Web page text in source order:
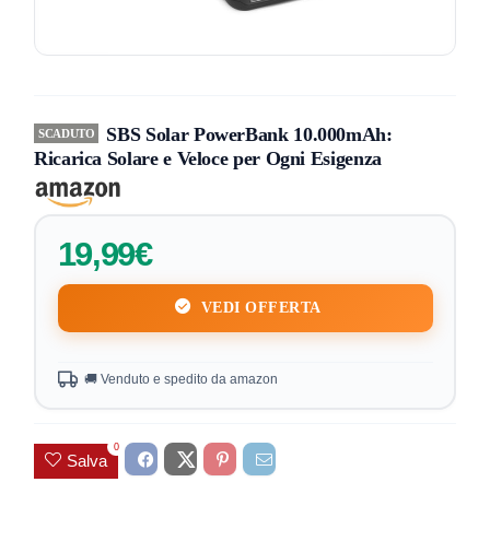
SCADUTO
SBS Solar PowerBank 10.000mAh:
Ricarica Solare e Veloce per Ogni Esigenza
19,99€
VEDI OFFERTA
🚚 Venduto e spedito da amazon
Salva
0